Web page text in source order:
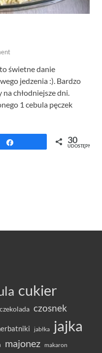
świetne danie
jedzenia :). Bardzo
chłodniejsze dni.
1 cebula pęczek
30
UDOSTĘPNIEŃ
cukier
czekolada czosnek
jabłka jajka
majonez makaron